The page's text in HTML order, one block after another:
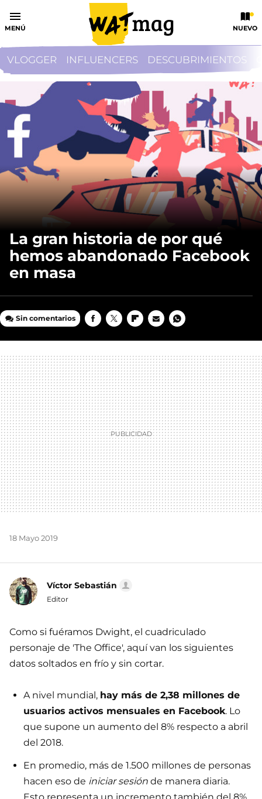
MENÚ NUEVO
VLOGGER INFLUENCERS DESCUBRIMIENTOS
La gran historia de por qué
hemos abandonado Facebook
en masa
Sin comentarios
18 Mayo 2019
Víctor Sebastián
Editor
Como si fuéramos Dwight, el cuadriculado
personaje de 'The Office', aquí van los siguientes
datos soltados en frío y sin cortar.
A nivel mundial, hay más de 2,38 millones de
usuarios activos mensuales en Facebook. Lo
que supone un aumento del 8% respecto a abril
del 2018.
En promedio, más de 1.500 millones de personas
hacen eso de iniciar sesión de manera diaria.